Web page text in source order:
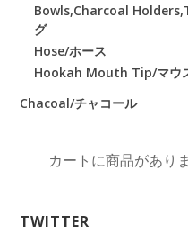
Bowls,Charcoal
グ
Hose/ホース
Hookah Mouth Tip/マウ
Chacoal/チャコール
カートに商品があり
TWITTER